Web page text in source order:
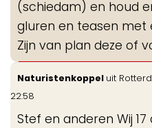
(schiedam) en houd
gluren en teasen met
Zijn van plan deze of
Naturistenkoppel uit
22:58
Stef en anderen Wij